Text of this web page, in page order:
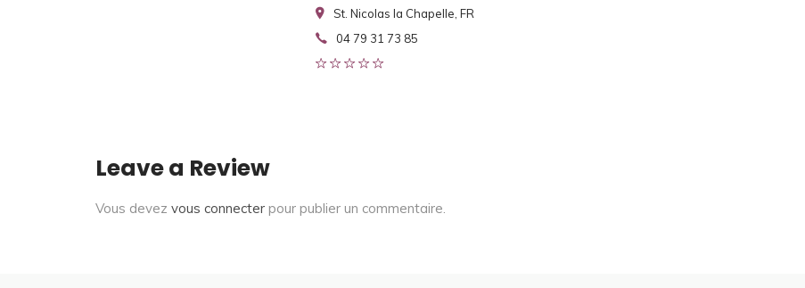
St. Nicolas la Chapelle, FR
04 79 31 73 85
Leave a Review
Vous devez vous connecter pour publier un commentaire.